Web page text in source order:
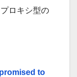
ロキシ型の
to